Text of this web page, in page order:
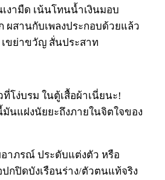
งามืด เน้นโทนน้ำเงินมอบ
ผสานกับเพลงประกอบด้วยแล้ว
ขย่าขวัญ สั่นประสาท
โง่บรม ในตู้เสื้อผ้าเนี่ยนะ!
นแฝงนัยยะถึงภายในจิตใจของ
อาภรณ์ ประดับแต่งตัว หรือ
กปิดบังเรือนร่าง/ตัวตนแท้จริง